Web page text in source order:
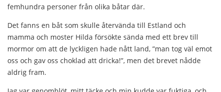
femhundra personer från olika båtar där.
Det fanns en båt som skulle återvända till Estland och
mamma och moster Hilda försökte sända med ett brev till
mormor om att de lyckligen hade nått land, ”man tog väl emot
oss och gav oss choklad att dricka!”, men det brevet nådde
aldrig fram.